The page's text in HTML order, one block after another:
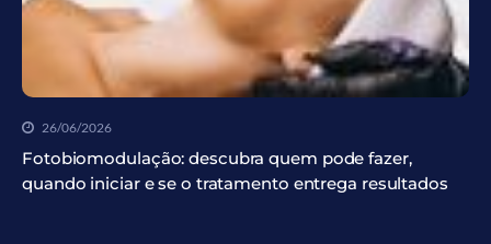
26/06/2026
Fotobiomodulação: descubra quem pode fazer,
quando iniciar e se o tratamento entrega resultados